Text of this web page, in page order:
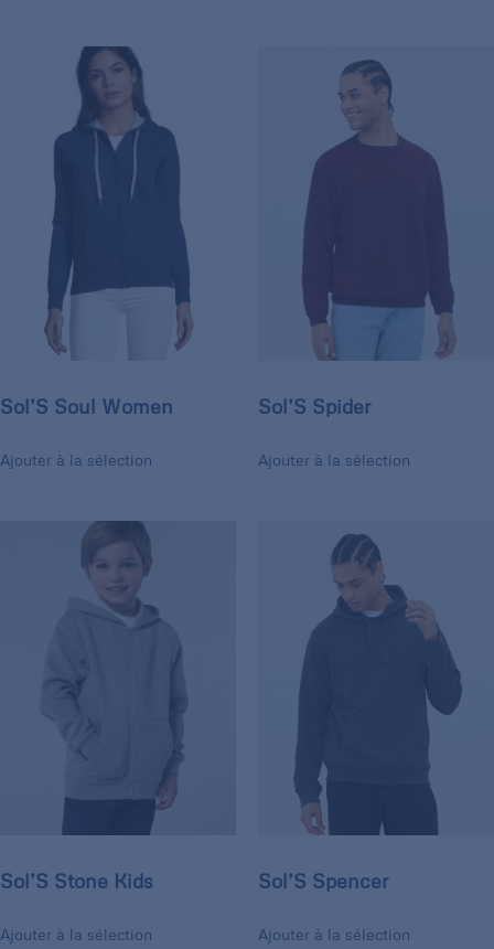
Sol’S Soul Women
Ajouter à la sélection
Sol’S Spider
Ajouter à la sélection
Sol’S Stone Kids
Ajouter à la sélection
Sol’S Spencer
Ajouter à la sélection